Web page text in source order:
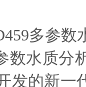
多参
质分析
发的新一